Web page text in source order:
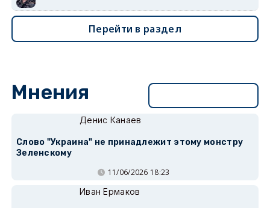
Перейти в раздел
Мнения
Денис Канаев
Слово "Украина" не принадлежит этому монстру
Зеленскому
11/06/2026 18:23
Иван Ермаков